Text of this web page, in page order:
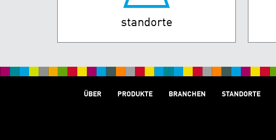
standorte
ÜBER PRODUKTE BRANCHEN STANDORTE